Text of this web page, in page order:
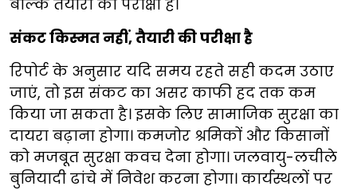
बल्कि तैयारी की परीक्षा है।
संकट किस्मत नहीं, तैयारी की परीक्षा है
रिपोर्ट के अनुसार यदि समय रहते सही कदम उठाए
जाएं, तो इस संकट का असर काफी हद तक कम
किया जा सकता है। इसके लिए सामाजिक सुरक्षा का
दायरा बढ़ाना होगा। कमजोर श्रमिकों और किसानों
को मजबूत सुरक्षा कवच देना होगा। जलवायु-लचीले
बुनियादी ढांचे में निवेश करना होगा। कार्यस्थलों पर